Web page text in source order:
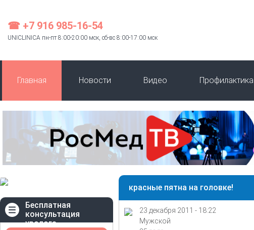
☎ +7 916 985-16-54
UNICLINICA пн-пт 8:00-20:00 мск, сб-вс 8:00-17:00 мск
Главная Новости Видео Профилактика
Бесплатная
консультация
уролога
красные пятна на головке!
23 декабря 2011 - 18:22
Мужской